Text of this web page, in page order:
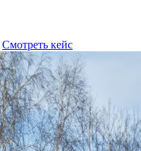
Смотреть кейс